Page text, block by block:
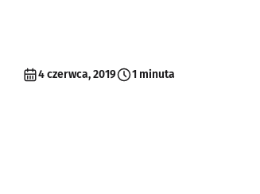
4 czerwca, 2019 1 minuta